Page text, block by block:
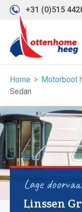
+31 (0)515
Home Motorboot
Sedan
Lage
Linssen